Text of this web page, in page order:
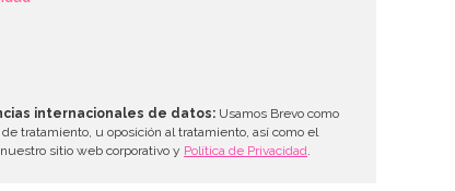
internacionales de datos: Usamos Brevo como
tratamiento, u oposición al tratamiento, así como el
sitio web corporativo y Política de Privacidad